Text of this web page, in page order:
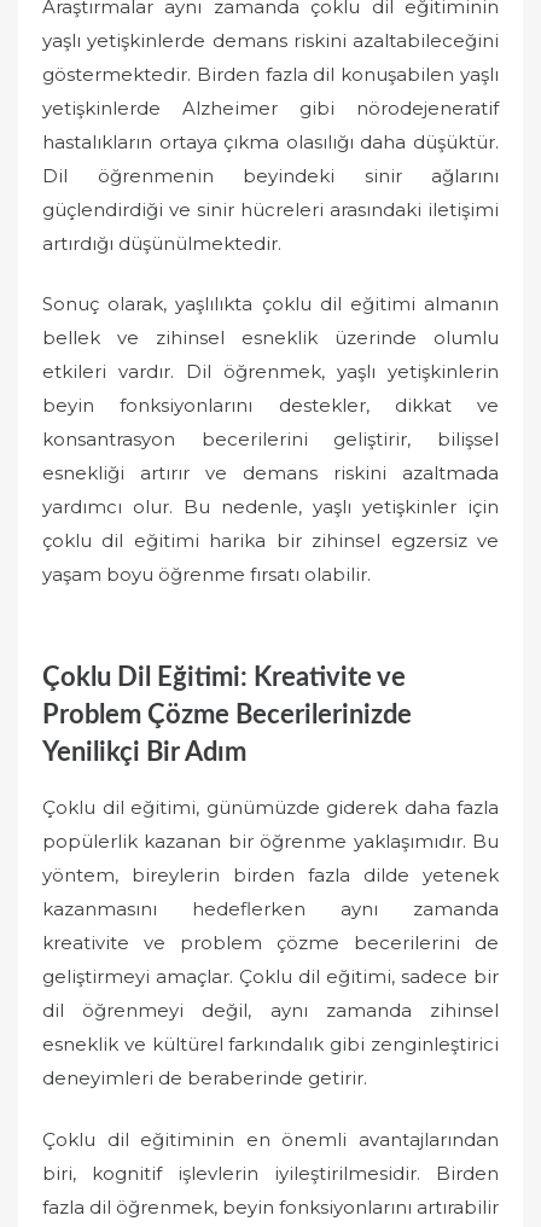
Araştırmalar aynı zamanda çoklu dil eğitiminin
yaşlı yetişkinlerde demans riskini azaltabileceğini
göstermektedir. Birden fazla dil konuşabilen yaşlı
yetişkinlerde Alzheimer gibi nörodejeneratif
hastalıkların ortaya çıkma olasılığı daha düşüktür.
Dil öğrenmenin beyindeki sinir ağlarını
güçlendirdiği ve sinir hücreleri arasındaki iletişimi
artırdığı düşünülmektedir.
Sonuç olarak, yaşlılıkta çoklu dil eğitimi almanın
bellek ve zihinsel esneklik üzerinde olumlu
etkileri vardır. Dil öğrenmek, yaşlı yetişkinlerin
beyin fonksiyonlarını destekler, dikkat ve
konsantrasyon becerilerini geliştirir, bilişsel
esnekliği artırır ve demans riskini azaltmada
yardımcı olur. Bu nedenle, yaşlı yetişkinler için
çoklu dil eğitimi harika bir zihinsel egzersiz ve
yaşam boyu öğrenme fırsatı olabilir.
Çoklu Dil Eğitimi: Kreativite ve
Problem Çözme Becerilerinizde
Yenilikçi Bir Adım
Çoklu dil eğitimi, günümüzde giderek daha fazla
popülerlik kazanan bir öğrenme yaklaşımıdır. Bu
yöntem, bireylerin birden fazla dilde yetenek
kazanmasını hedeflerken aynı zamanda
kreativite ve problem çözme becerilerini de
geliştirmeyi amaçlar. Çoklu dil eğitimi, sadece bir
dil öğrenmeyi değil, aynı zamanda zihinsel
esneklik ve kültürel farkındalık gibi zenginleştirici
deneyimleri de beraberinde getirir.
Çoklu dil eğitiminin en önemli avantajlarından
biri, kognitif işlevlerin iyileştirilmesidir. Birden
fazla dil öğrenmek, beyin fonksiyonlarını artırabilir